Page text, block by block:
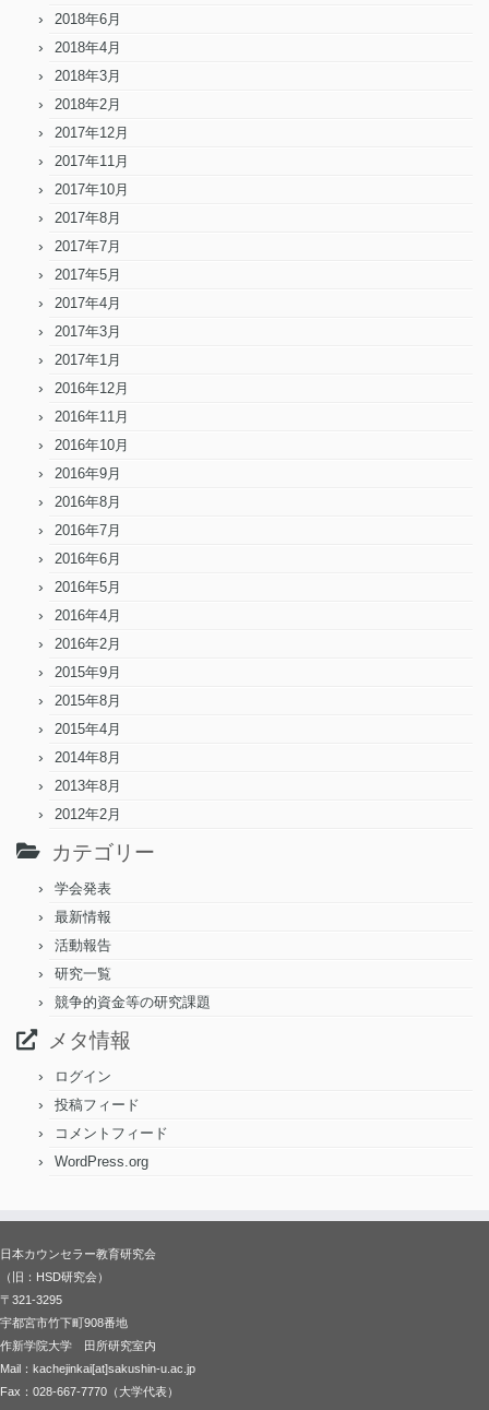
2018年6月
2018年4月
2018年3月
2018年2月
2017年12月
2017年11月
2017年10月
2017年8月
2017年7月
2017年5月
2017年4月
2017年3月
2017年1月
2016年12月
2016年11月
2016年10月
2016年9月
2016年8月
2016年7月
2016年6月
2016年5月
2016年4月
2016年2月
2015年9月
2015年8月
2015年4月
2014年8月
2013年8月
2012年2月
カテゴリー
学会発表
最新情報
活動報告
研究一覧
競争的資金等の研究課題
メタ情報
ログイン
投稿フィード
コメントフィード
WordPress.org
日本カウンセラー教育研究会
（旧：HSD研究会）
〒321-3295
宇都宮市竹下町908番地
作新学院大学 田所研究室内
Mail：kachejinkai[at]sakushin-u.ac.jp
Fax：028-667-7770（大学代表）